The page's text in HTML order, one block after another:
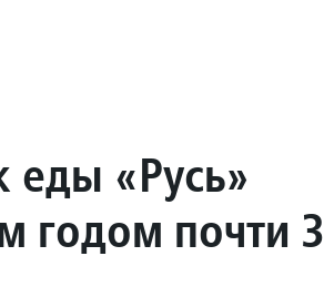
еды «Русь»
годом почти 3